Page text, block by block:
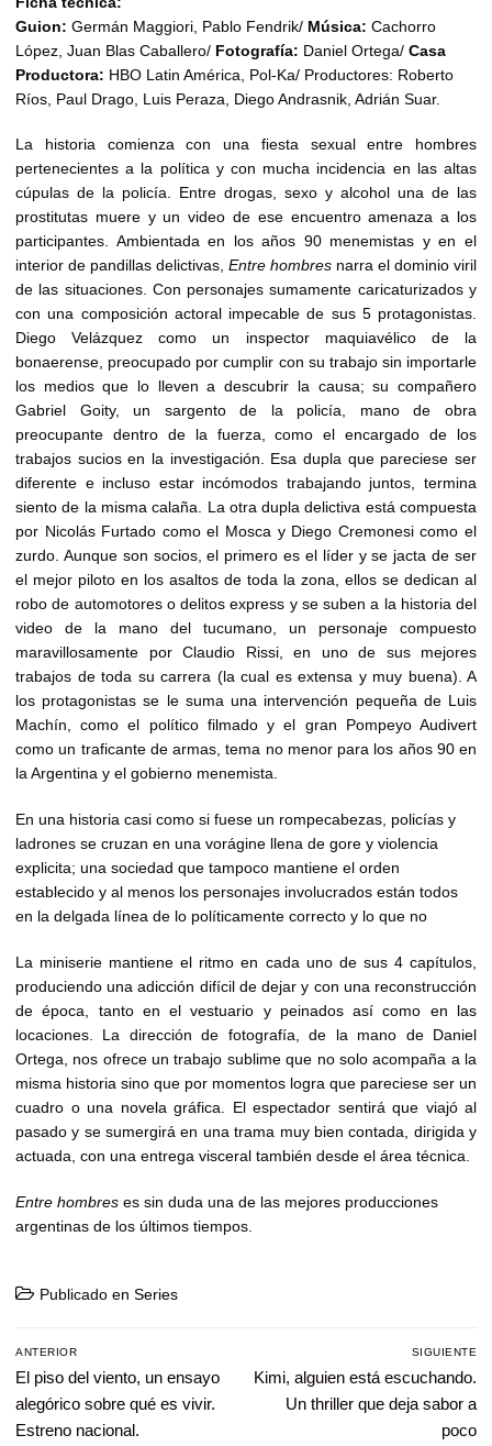
Guion: Germán Maggiori, Pablo Fendrik/ Música: Cachorro
López, Juan Blas Caballero/ Fotografía: Daniel Ortega/ Casa
Productora: HBO Latin América, Pol-Ka/ Productores: Roberto
Ríos, Paul Drago, Luis Peraza, Diego Andrasnik, Adrián Suar.
La historia comienza con una fiesta sexual entre hombres
pertenecientes a la política y con mucha incidencia en las altas
cúpulas de la policía. Entre drogas, sexo y alcohol una de las
prostitutas muere y un video de ese encuentro amenaza a los
participantes. Ambientada en los años 90 menemistas y en el
interior de pandillas delictivas, Entre hombres narra el dominio viril
de las situaciones. Con personajes sumamente caricaturizados y
con una composición actoral impecable de sus 5 protagonistas.
Diego Velázquez como un inspector maquiavélico de la
bonaerense, preocupado por cumplir con su trabajo sin importarle
los medios que lo lleven a descubrir la causa; su compañero
Gabriel Goity, un sargento de la policía, mano de obra
preocupante dentro de la fuerza, como el encargado de los
trabajos sucios en la investigación. Esa dupla que pareciese ser
diferente e incluso estar incómodos trabajando juntos, termina
siento de la misma calaña. La otra dupla delictiva está compuesta
por Nicolás Furtado como el Mosca y Diego Cremonesi como el
zurdo. Aunque son socios, el primero es el líder y se jacta de ser
el mejor piloto en los asaltos de toda la zona, ellos se dedican al
robo de automotores o delitos express y se suben a la historia del
video de la mano del tucumano, un personaje compuesto
maravillosamente por Claudio Rissi, en uno de sus mejores
trabajos de toda su carrera (la cual es extensa y muy buena). A
los protagonistas se le suma una intervención pequeña de Luis
Machín, como el político filmado y el gran Pompeyo Audivert
como un traficante de armas, tema no menor para los años 90 en
la Argentina y el gobierno menemista.
En una historia casi como si fuese un rompecabezas, policías y
ladrones se cruzan en una vorágine llena de gore y violencia
explicita; una sociedad que tampoco mantiene el orden
establecido y al menos los personajes involucrados están todos
en la delgada línea de lo políticamente correcto y lo que no
La miniserie mantiene el ritmo en cada uno de sus 4 capítulos,
produciendo una adicción difícil de dejar y con una reconstrucción
de época, tanto en el vestuario y peinados así como en las
locaciones. La dirección de fotografía, de la mano de Daniel
Ortega, nos ofrece un trabajo sublime que no solo acompaña a la
misma historia sino que por momentos logra que pareciese ser un
cuadro o una novela gráfica. El espectador sentirá que viajó al
pasado y se sumergirá en una trama muy bien contada, dirigida y
actuada, con una entrega visceral también desde el área técnica.
Entre hombres es sin duda una de las mejores producciones
argentinas de los últimos tiempos.
Publicado en Series
Navegación
de
entradas
ANTERIOR
Entrada
anterior:
El piso del viento, un ensayo
alegórico sobre qué es vivir.
Estreno nacional.
SIGUIENTE
Entrada
siguiente:
Kimi, alguien está escuchando.
Un thriller que deja sabor a
poco